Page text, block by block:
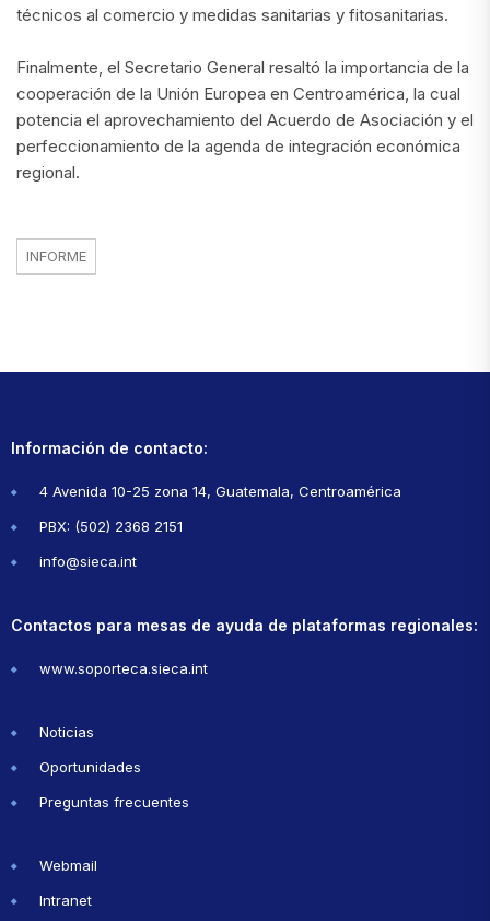
técnicos al comercio y medidas sanitarias y fitosanitarias.
Finalmente, el Secretario General resaltó la importancia de la
cooperación de la Unión Europea en Centroamérica, la cual
potencia el aprovechamiento del Acuerdo de Asociación y el
perfeccionamiento de la agenda de integración económica
regional.
INFORME
Información de contacto:
4 Avenida 10-25 zona 14, Guatemala, Centroamérica
PBX: (502) 2368 2151
info@sieca.int
Contactos para mesas de ayuda de plataformas regionales:
www.soporteca.sieca.int
Noticias
Oportunidades
Preguntas frecuentes
Webmail
Intranet